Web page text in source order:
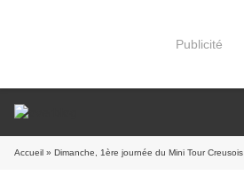
Publicité
Accueil » Dimanche, 1ère journée du Mini Tour Creusois